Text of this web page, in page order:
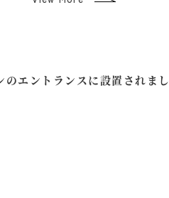
エントランスに設置されまし